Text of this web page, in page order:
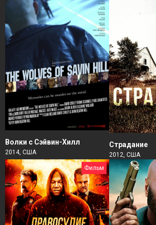
Волки с Сэйвин-Хилл
2014, США
Страдание
2012, США
Фильм